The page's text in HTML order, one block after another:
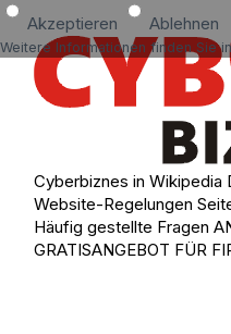
Akzeptieren Ablehnen
Weitere Informationen finden Sie in
Cyberbiznes in Wikipedia
Website-Regelungen
Häufig gestellte Fragen
GRATISANGEBOT FÜR